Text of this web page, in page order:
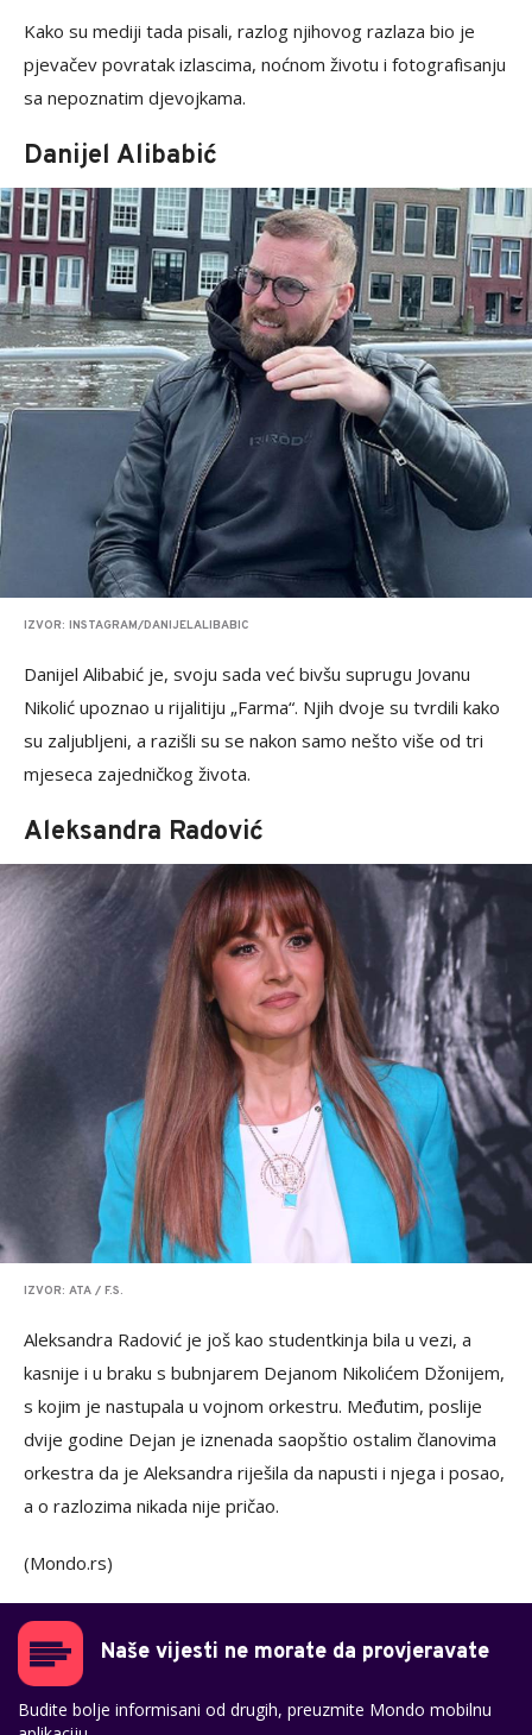
Kako su mediji tada pisali, razlog njihovog razlaza bio je
pjevačev povratak izlascima, noćnom životu i fotografisanju
sa nepoznatim djevojkama.
Danijel Alibabić
IZVOR: INSTAGRAM/DANIJELALIBABIC
Danijel Alibabić je, svoju sada već bivšu suprugu Jovanu
Nikolić upoznao u rijalitiju „Farma“. Njih dvoje su tvrdili kako
su zaljubljeni, a razišli su se nakon samo nešto više od tri
mjeseca zajedničkog života.
Aleksandra Radović
IZVOR: ATA / F.S.
Aleksandra Radović je još kao studentkinja bila u vezi, a
kasnije i u braku s bubnjarem Dejanom Nikolićem Džonijem,
s kojim je nastupala u vojnom orkestru. Međutim, poslije
dvije godine Dejan je iznenada saopštio ostalim članovima
orkestra da je Aleksandra riješila da napusti i njega i posao,
a o razlozima nikada nije pričao.
(Mondo.rs)
Naše vijesti ne morate da provjeravate
Budite bolje informisani od drugih, preuzmite Mondo mobilnu